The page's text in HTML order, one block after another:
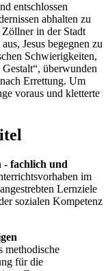
entschlossen
abhalten zu
Zöllner in der Stadt
Jesus begegnen zu
Schwierigkeiten,
überwunden
Errettung. Um
voraus und kletterte
- fachlich und
im
Lernziele
sozialen Kompetenz
methodische
für die